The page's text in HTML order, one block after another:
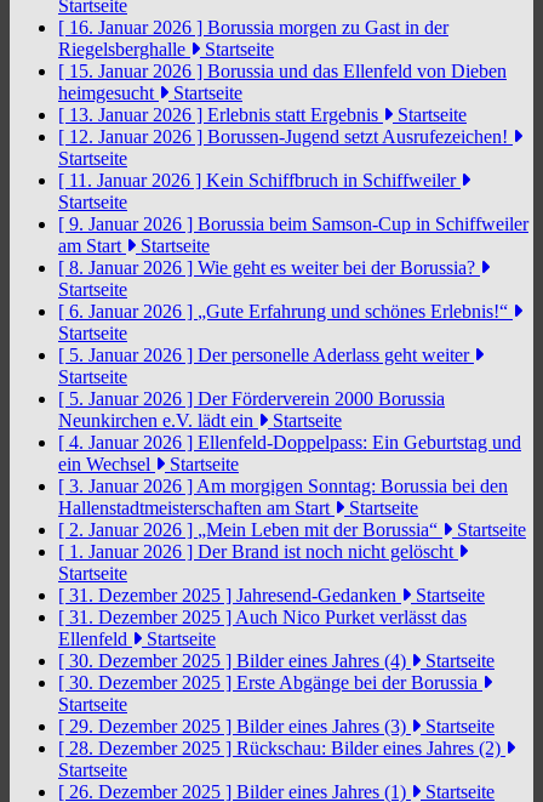
Startseite
[ 16. Januar 2026 ] Borussia morgen zu Gast in der
Riegelsberghalle
Startseite
[ 15. Januar 2026 ] Borussia und das Ellenfeld von Dieben
heimgesucht
Startseite
[ 13. Januar 2026 ] Erlebnis statt Ergebnis
Startseite
[ 12. Januar 2026 ] Borussen-Jugend setzt Ausrufezeichen!
Startseite
[ 11. Januar 2026 ] Kein Schiffbruch in Schiffweiler
Startseite
[ 9. Januar 2026 ] Borussia beim Samson-Cup in Schiffweiler
am Start
Startseite
[ 8. Januar 2026 ] Wie geht es weiter bei der Borussia?
Startseite
[ 6. Januar 2026 ] „Gute Erfahrung und schönes Erlebnis!“
Startseite
[ 5. Januar 2026 ] Der personelle Aderlass geht weiter
Startseite
[ 5. Januar 2026 ] Der Förderverein 2000 Borussia
Neunkirchen e.V. lädt ein
Startseite
[ 4. Januar 2026 ] Ellenfeld-Doppelpass: Ein Geburtstag und
ein Wechsel
Startseite
[ 3. Januar 2026 ] Am morgigen Sonntag: Borussia bei den
Hallenstadtmeisterschaften am Start
Startseite
[ 2. Januar 2026 ] „Mein Leben mit der Borussia“
Startseite
[ 1. Januar 2026 ] Der Brand ist noch nicht gelöscht
Startseite
[ 31. Dezember 2025 ] Jahresend-Gedanken
Startseite
[ 31. Dezember 2025 ] Auch Nico Purket verlässt das
Ellenfeld
Startseite
[ 30. Dezember 2025 ] Bilder eines Jahres (4)
Startseite
[ 30. Dezember 2025 ] Erste Abgänge bei der Borussia
Startseite
[ 29. Dezember 2025 ] Bilder eines Jahres (3)
Startseite
[ 28. Dezember 2025 ] Rückschau: Bilder eines Jahres (2)
Startseite
[ 26. Dezember 2025 ] Bilder eines Jahres (1)
Startseite